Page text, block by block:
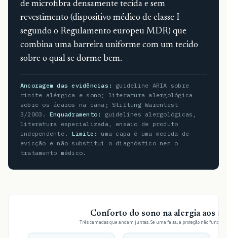
de microfibra densamente tecida e sem
revestimento (dispositivo médico de classe I
segundo o Regulamento europeu MDR) que
combina uma barreira uniforme com um tecido
sobre o qual se dorme bem.
Ancoragem das evidências:
guideline ARIA sobre
rinite alérgica e sono; literatura alergológica
sobre os ácaros na cama; Stiftung Warentest
3/2003. Enquadramento:
guidelines alergológicas,
literatura especializada, ensaio de produto
independente. Limite:
uma capa é uma medida de
evicção e não substitui o diagnóstico nem o
tratamento médico.
Conforto do sono na alergia aos
Três camadas que andam juntas. Se uma falta, a proteção não